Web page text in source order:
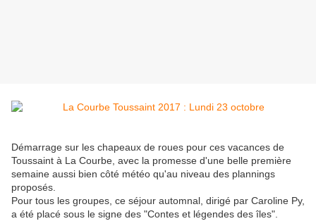
Démarrage sur les chapeaux de roues pour ces vacances de
Toussaint à La Courbe, avec la promesse d'une belle première
semaine aussi bien côté météo qu'au niveau des plannings
proposés.
Pour tous les groupes, ce séjour automnal, dirigé par Caroline Py,
a été placé sous le signe des "Contes et légendes des îles".